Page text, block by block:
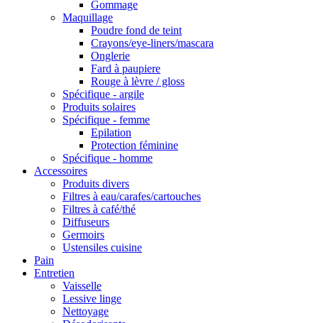
Gommage
Maquillage
Poudre fond de teint
Crayons/eye-liners/mascara
Onglerie
Fard à paupiere
Rouge à lèvre / gloss
Spécifique - argile
Produits solaires
Spécifique - femme
Epilation
Protection féminine
Spécifique - homme
Accessoires
Produits divers
Filtres à eau/carafes/cartouches
Filtres à café/thé
Diffuseurs
Germoirs
Ustensiles cuisine
Pain
Entretien
Vaisselle
Lessive linge
Nettoyage